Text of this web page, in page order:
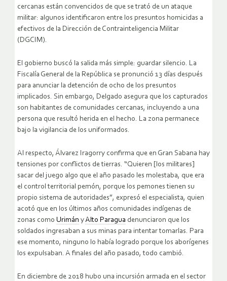
cercanas están convencidos de que se trató de un ataque
militar: algunos identificaron entre los presuntos homicidas a
efectivos de la Dirección de Contrainteligencia Militar
(DGCIM).
El gobierno buscó la salida más simple: guardar silencio. La
Fiscalía General de la República se pronunció 13 días después
para anunciar la detención de ocho de los presuntos
implicados. Sin embargo, Delgado asegura que los capturados
son habitantes de comunidades cercanas, incluyendo a una
persona que resultó herida en el hecho. La zona permanece
bajo la vigilancia de los uniformados.
Al respecto, Álvarez Iragorry confirma que en Gran Sabana hay
tensiones por conflictos de tierras. “Quieren [los militares]
sacar del juego algo que el año pasado les molestaba, que era
el control territorial pemón, porque los pemones tienen su
propio sistema de autoridades”, expresó el especialista, quien
acotó que en los últimos años comunidades indígenas de
zonas como Urimán yAlto Paragua denunciaron que los
soldados ingresaban a sus minas para intentar tomarlas. Para
ese momento, ninguno lo había logrado porque los aborígenes
los expulsaban. A finales del año pasado, todo cambió.
En diciembre de 2018 hubo una incursión armada en el sector